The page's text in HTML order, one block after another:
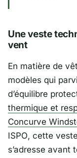
Une veste
vent
En matière de
modèles qui
d’équilibre
thermique et
Concurve
ISPO, cette
s’adresse avant